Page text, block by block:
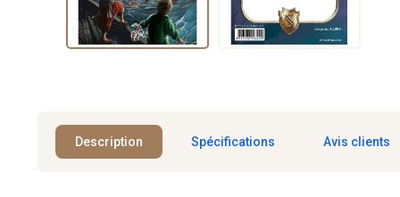
Description Spécifications Avis clients